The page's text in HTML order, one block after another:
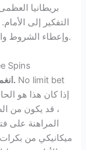
بريطانيا
التفكير إلى
وإعطاء الشروط والأحكام نظرة مفصلة بدلا من الخالي من الدسم.
Spins
انغمس في عالم الألعاب بجو من المتعة في الكازينو. No limit bet
، قد يكون من
المراهنة على
ميكانيكي من